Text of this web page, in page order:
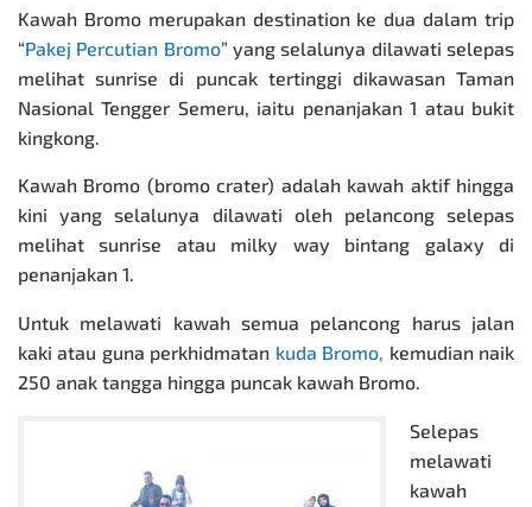
Kawah Bromo merupakan destination ke dua dalam trip
“Pakej Percutian Bromo” yang selalunya dilawati selepas
melihat sunrise di puncak tertinggi dikawasan Taman
Nasional Tengger Semeru, iaitu penanjakan 1 atau bukit
kingkong.
Kawah Bromo (bromo crater) adalah kawah aktif hingga
kini yang selalunya dilawati oleh pelancong selepas
melihat sunrise atau milky way bintang galaxy di
penanjakan 1.
Untuk melawati kawah semua pelancong harus jalan
kaki atau guna perkhidmatan kuda Bromo, kemudian naik
250 anak tangga hingga puncak kawah Bromo.
Selepas
melawati
kawah